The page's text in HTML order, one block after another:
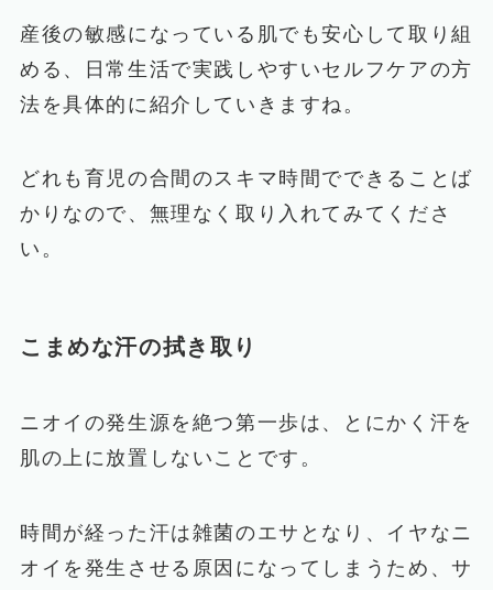
産後の敏感になっている肌でも安心して取り組
める、日常生活で実践しやすいセルフケアの方
法を具体的に紹介していきますね。
どれも育児の合間のスキマ時間でできることば
かりなので、無理なく取り入れてみてくださ
い。
こまめな汗の拭き取り
ニオイの発生源を絶つ第一歩は、とにかく汗を
肌の上に放置しないことです。
時間が経った汗は雑菌のエサとなり、イヤなニ
オイを発生させる原因になってしまうため、サ